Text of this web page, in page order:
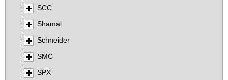
SCC
Shamal
Schneider
SMC
SPX